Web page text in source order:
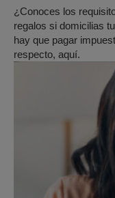
¿Conoces los
regalos si domicilias
hay que pagar
respecto, aquí.